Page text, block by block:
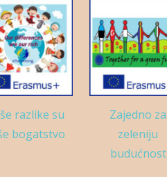
razlike su
bogatstvo
Zajedno za
zeleniju
budućnost